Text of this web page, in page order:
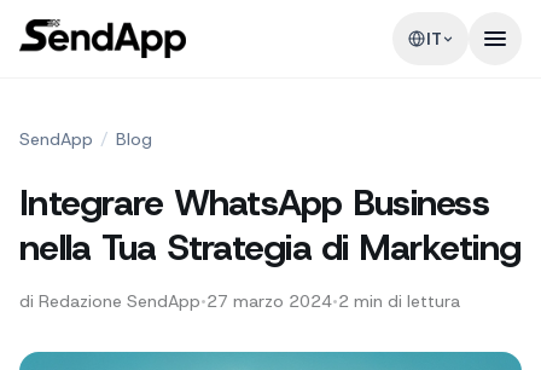
IT
SendApp / Blog
Integrare WhatsApp Business
nella Tua Strategia di Marketing
di Redazione SendApp•27 marzo 2024•2 min di lettura